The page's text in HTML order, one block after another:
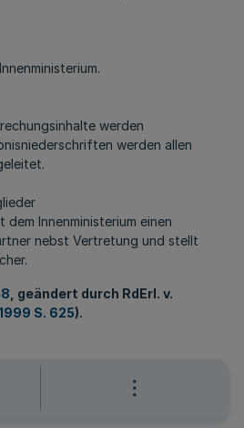
werden
werden allen
Innenministerium einen
nebst Vertretung und stellt
, geändert durch RdErl. v.
S. 625).